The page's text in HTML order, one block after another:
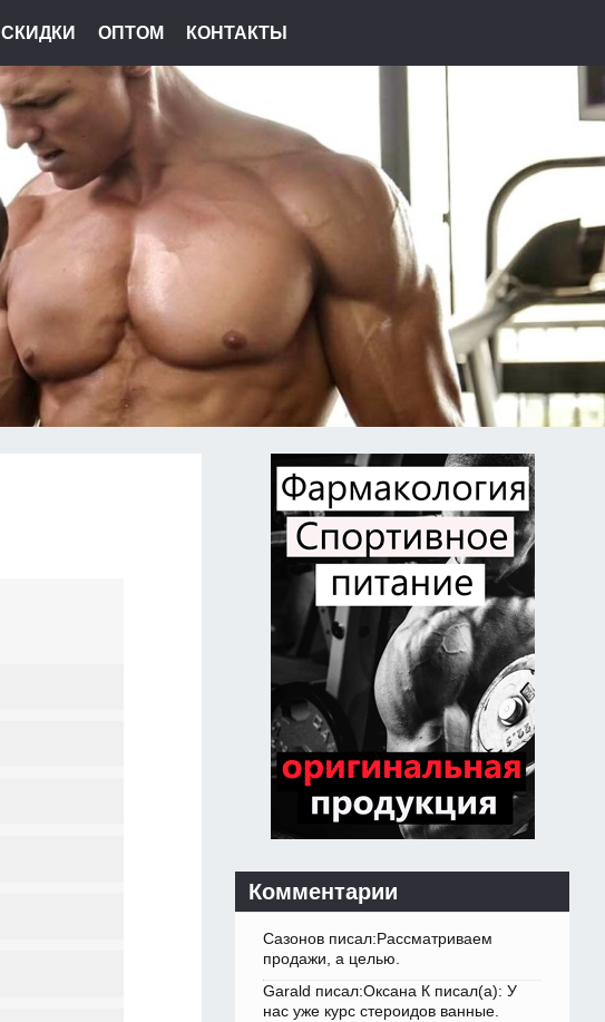
СКИДКИ ОПТОМ КОНТАКТЫ
Комментарии
Сазонов писал:Рассматриваем
продажи, а целью.
Garald писал:Оксана К писал(а): У
нас уже курс стероидов ванные.